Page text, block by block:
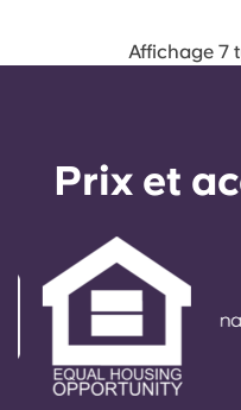
Affichage 7
Prix ​​et